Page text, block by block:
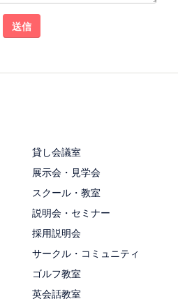
貸し会議室
展示会・見学会
スクール・教室
説明会・セミナー
採用説明会
サークル・コミュニティ
ゴルフ教室
英会話教室